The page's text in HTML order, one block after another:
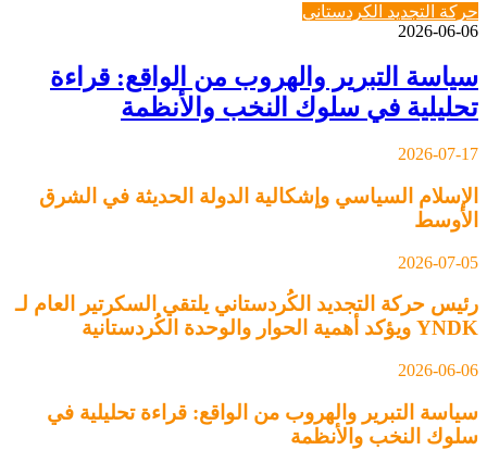
حركة التجديد الكردستاني
2026-06-06
سياسة التبرير والهروب من الواقع: قراءة
تحليلية في سلوك النخب والأنظمة
2026-07-17
الإسلام السياسي وإشكالية الدولة الحديثة في الشرق
الأوسط
2026-07-05
رئيس حركة التجديد الكُردستاني يلتقي السكرتير العام لـ
YNDK ويؤكد أهمية الحوار والوحدة الكُردستانية
2026-06-06
سياسة التبرير والهروب من الواقع: قراءة تحليلية في
سلوك النخب والأنظمة